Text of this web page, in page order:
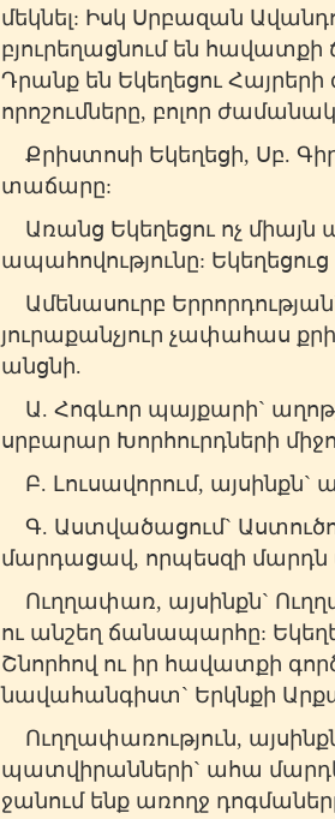
մեկնել: Իսկ Սրբազան
բյուրեղացնում են
Դրանք են Եկեղեցու
որոշումները, բոլոր
Քրիստոսի Եկեղեցի, Սբ.
տաճարը:
Առանց Եկեղեցու ոչ միայն
ապահովությունը:
Ամենասուրբ
յուրաքանչյուր չափահաս
անցնի.
Ա. Հոգևոր պայքարի`
սրբարար Խորհուրդների
Բ. Լուսավորում, այսինքն`
Գ. Աստվածացում` Աստուծո
մարդացավ, որպեսզի
Ուղղափառ, այսինքն`
ու անշեղ ճանապարհը:
Շնորհով ու իր հավատքի
նավահանգիստ` Երկնքի
Ուղղափառություն,
պատվիրանների` ահա
ջանում ենք առողջ